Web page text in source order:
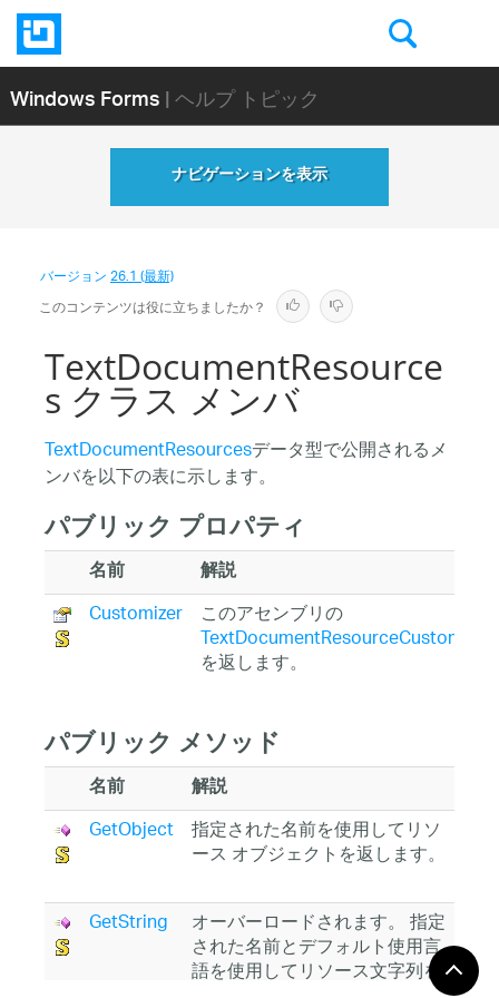
Windows Forms| ヘルプ トピック
ナビゲーションを表示
バージョン26.1 (最新)
このコンテンツは役に立ちましたか？
TextDocumentResource
s クラス メンバ
TextDocumentResourcesデータ型で公開されるメ
ンバを以下の表に示します。
パブリック プロパティ
名前 解説
Customizer このアセンブリの
TextDocumentResourceCustomizer
を返します。
パブリック メソッド
名前 解説
GetObject 指定された名前を使用してリソ
ース オブジェクトを返します。
GetString
オーバーロードされます。 指定
された名前とデフォルト使用言
語を使用してリソース文字列を